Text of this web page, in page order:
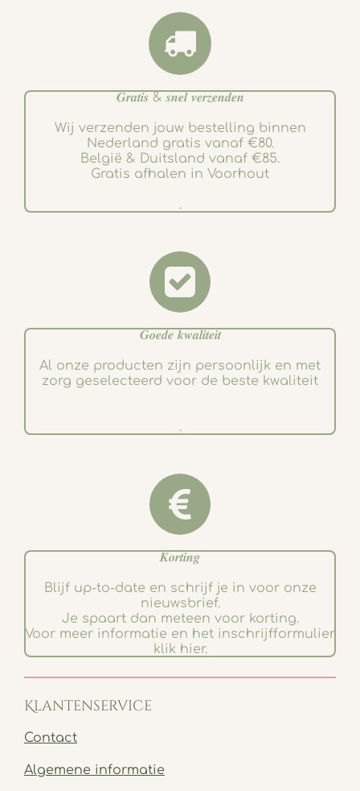
𝑮𝒓𝒂𝒕𝒊𝒔 & 𝒔𝒏𝒆𝒍 𝒗𝒆𝒓𝒛𝒆𝒏𝒅𝒆𝒏
Wij verzenden jouw bestelling binnen
Nederland gratis vanaf €80.
België & Duitsland vanaf €85.
Gratis afhalen in Voorhout
.
𝑮𝒐𝒆𝒅𝒆 𝒌𝒘𝒂𝒍𝒊𝒕𝒆𝒊𝒕
Al onze producten zijn persoonlijk en met
zorg geselecteerd voor de beste kwaliteit
.
𝑲𝒐𝒓𝒕𝒊𝒏𝒈
Blijf up-to-date en schrijf je in voor onze
nieuwsbrief.
Je spaart dan meteen voor korting.
Voor meer informatie en het inschrijfformulier
klik hier.
Klantenservice
Contact
Algemene informatie